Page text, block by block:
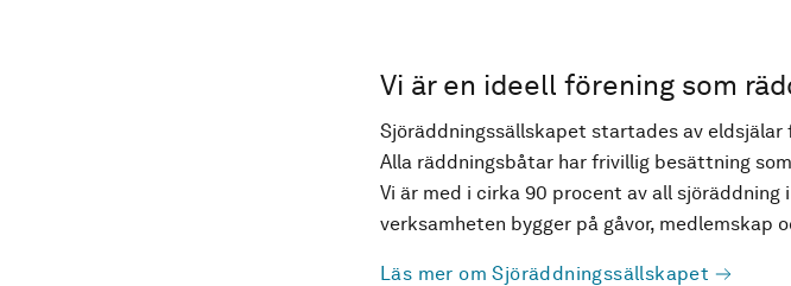
Vi är en ideell förening som
Sjöräddningssällskapet startades av eldsjälar
Alla räddningsbåtar har frivillig besättning
Vi är med i cirka 90 procent av all
verksamheten bygger på gåvor, medlemskap
Läs mer om Sjöräddningssällskapet